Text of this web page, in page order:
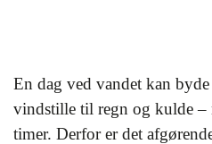
En dag ved vandet kan
vindstille til regn og kulde –
timer. Derfor er det